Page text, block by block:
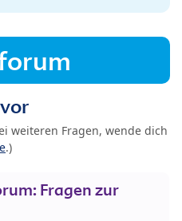
weiteren Fragen, wende dich
.)
Fragen zur